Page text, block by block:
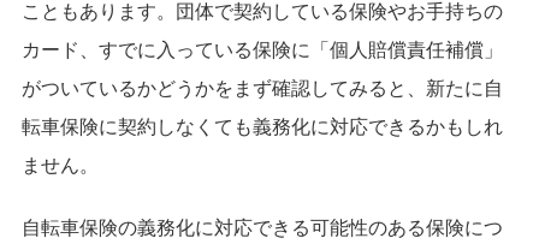
こともあります。団体で契約している保険やお手持ちの
カード、すでに入っている保険に「個人賠償責任補償」
がついているかどうかをまず確認してみると、新たに自
転車保険に契約しなくても義務化に対応できるかもしれ
ません。
自転車保険の義務化に対応できる可能性のある保険につ